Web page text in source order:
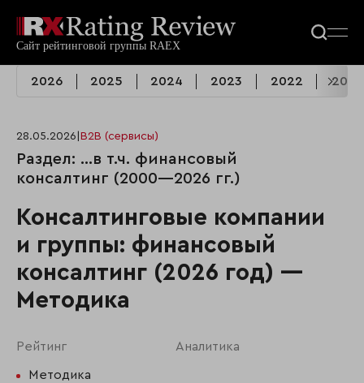
2026 2025 2024 2023 2022 2021
28.05.2026 B2B (сервисы)
Раздел: …в т.ч. финансовый
консалтинг (2000—2026 гг.)
Консалтинговые компании
и группы: финансовый
консалтинг (2026 год) —
Методика
Рейтинг Аналитика
Методика